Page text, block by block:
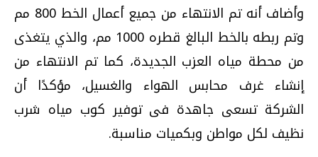
وأضاف أنه تم الانتهاء من جميع أعمال الخط 800 مم
وتم ربطه بالخط البالغ قطره 1000 مم، والذي يتغذى
من محطة مياه العزب الجديدة، كما تم الانتهاء من
إنشاء غرف محابس الهواء والغسيل، مؤكدًا أن
الشركة تسعى جاهدة فى توفير كوب مياه شرب
نظيف لكل مواطن وبكميات مناسبة.